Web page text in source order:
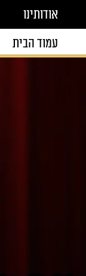
אודותינו
עמוד הבית